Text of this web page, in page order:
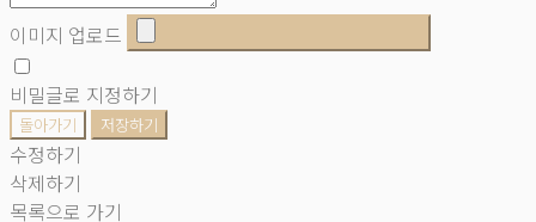
이미지 업로드
비밀글로 지정하기
돌아가기 저장하기
수정하기
삭제하기
목록으로 가기